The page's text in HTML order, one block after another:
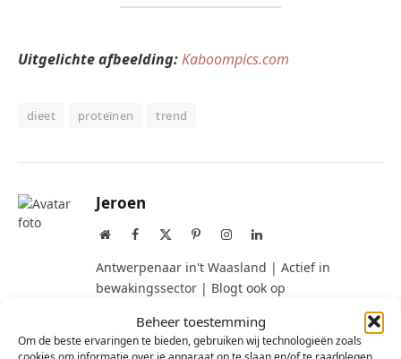
Beheer toestemming
Om de beste ervaringen te bieden, gebruiken wij technologieën zoals
Uitgelichte afbeelding:Kaboompics.com
dieet proteïnen trend
Jeroen
WebsiteFacebook PinterestInstagramLinkedIn
Antwerpenaar in't Waasland | Actief in
bewakingssector | Blogt ook op
dochter (° 2012)